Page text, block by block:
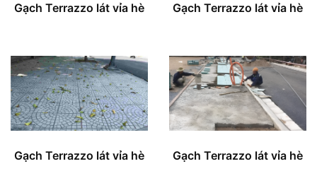
Gạch Terrazzo lát vỉa hè Gạch Terrazzo lát vỉa hè
Gạch Terrazzo lát vỉa hè Gạch Terrazzo lát vỉa hè